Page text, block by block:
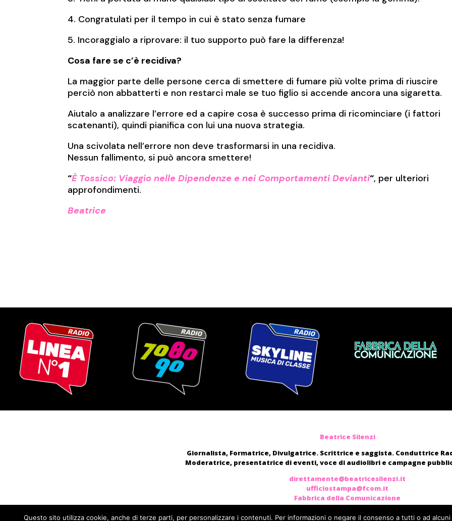
4. Congratulati per il tempo in cui è stato senza fumare
5. Incoraggialo a riprovare: il tuo supporto può fare la differenza!
Cosa fare se c’è recidiva?
La maggior parte delle persone cerca di smettere di fumare più volte prima di riuscire
perciò non abbatterti e non restarci male se tuo figlio si accende ancora una sigaretta.
Aiutalo a analizzare l’errore ed a capire cosa è successo prima di ricominciare (i fattori
scatenanti), quindi pianifica con lui una nuova strategia.
Una scivolata nell’errore non deve trasformarsi in una recidiva.
Nessun fallimento, si può ancora smettere!
“È Tossico: Viaggio nelle Dipendenze e nei Comportamenti Devianti“, per ulteriori
approfondimenti.
Beatrice
Beatrice Silenzi
Giornalista, Formatrice, Divulgatrice. Scrittrice e saggista. Conduttrice
Moderatrice, presentatrice di eventi, voce di audiolibri e campagne
direttamente@beatricesilenzi.it
ufficiostampa@fcom.it
Fabbrica della Comunicazione
Questo sito utilizza cookie, anche di terze parti, per personalizzare i contenuti. Per informazioni o negare il consenso a tutti o ad